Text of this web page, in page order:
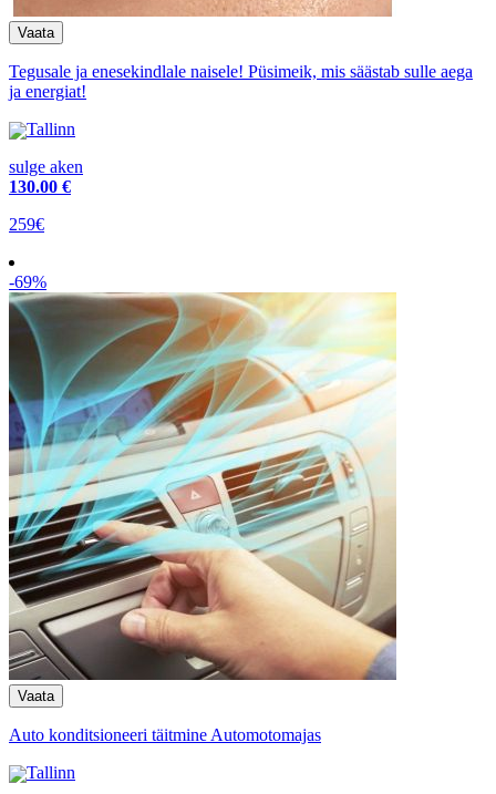
Tegusale ja enesekindlale naisele! Püsimeik, mis säästab sulle aega
ja energiat!
Tallinn
sulge aken
130.00 €
259€
-69%
Auto konditsioneeri täitmine Automotomajas
Tallinn